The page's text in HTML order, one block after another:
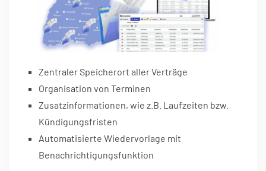
Zentraler Speicherort aller Verträge
Organisation von Terminen
Zusatzinformationen, wie z.B. Laufzeiten bzw.
Kündigungsfristen
Automatisierte Wiedervorlage mit
Benachrichtigungsfunktion